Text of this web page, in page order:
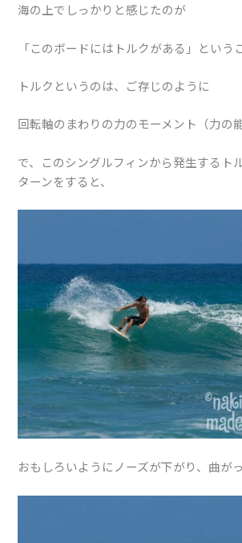
海の上でしっかりと感じたのが
「このボードにはトルクがある」という
トルクというのは、ご存じのように
回転軸のまわりの力のモーメント（力の
で、このシングルフィンから発生するト
ターンをすると、
おもしろいようにノーズが下がり、曲がっ